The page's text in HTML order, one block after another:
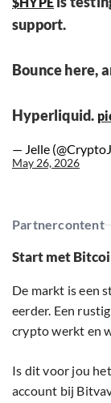
support.
Bounce here,
Hyperliquid.
— Jelle
May 26, 2026
Partnercontent
Start met
De markt is een
eerder. Een
crypto werkt en
Is dit voor jou
account bij